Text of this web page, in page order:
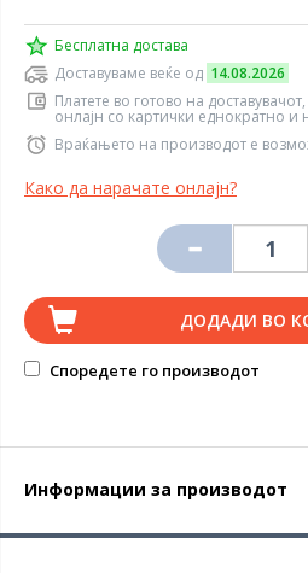
Бесплатна достава
Доставуваме веќе од 14.08.2026
Платете во готово на
онлајн со картички еднократно и
Враќањето на производот е
Како да нарачате онлајн?
ДОДАДИ ВО
Споредете го производот
Информации за производот